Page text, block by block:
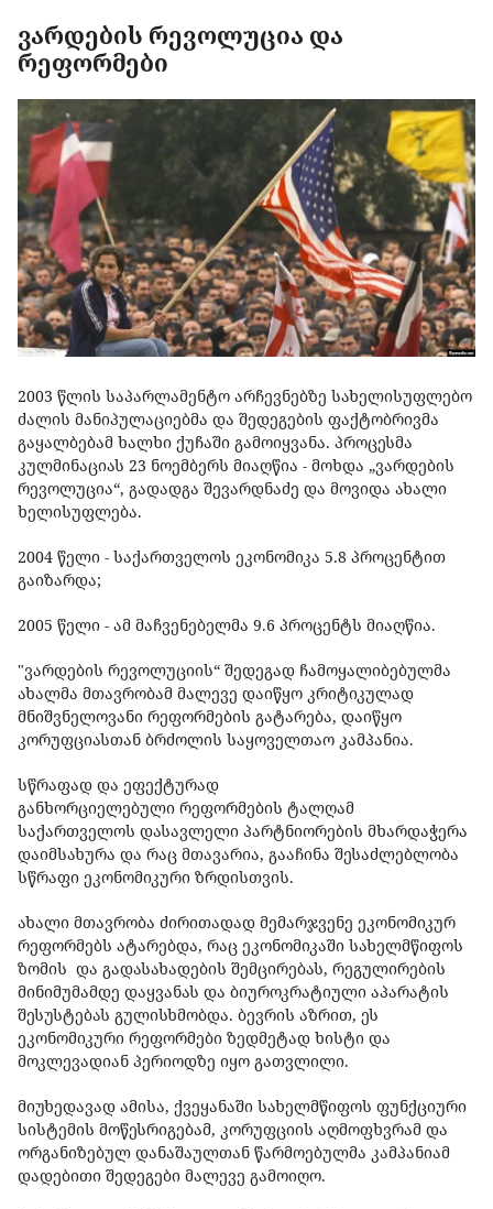
ვარდების რევოლუცია და
რეფორმები
2003 წლის საპარლამენტო არჩევნებზე სახელისუფლებო
ძალის მანიპულაციებმა და შედეგების ფაქტობრივმა
გაყალბებამ ხალხი ქუჩაში გამოიყვანა. პროცესმა
კულმინაციას 23 ნოემბერს მიაღწია - მოხდა „ვარდების
რევოლუცია“, გადადგა შევარდნაძე და მოვიდა ახალი
ხელისუფლება.
2004 წელი - საქართველოს ეკონომიკა 5.8 პროცენტით
გაიზარდა;
2005 წელი - ამ მაჩვენებელმა 9.6 პროცენტს მიაღწია.
"ვარდების რევოლუციის“ შედეგად ჩამოყალიბებულმა
ახალმა მთავრობამ მალევე დაიწყო კრიტიკულად
მნიშვნელოვანი რეფორმების გატარება, დაიწყო
კორუფციასთან ბრძოლის საყოველთაო კამპანია.
სწრაფად და ეფექტურად
განხორციელებული რეფორმების ტალღამ
საქართველოს დასავლელი პარტნიორების მხარდაჭერა
დაიმსახურა და რაც მთავარია, გააჩინა შესაძლებლობა
სწრაფი ეკონომიკური ზრდისთვის.
ახალი მთავრობა ძირითადად მემარჯვენე ეკონომიკურ
რეფორმებს ატარებდა, რაც ეკონომიკაში სახელმწიფოს
ზომის და გადასახადების შემცირებას, რეგულირების
მინიმუმამდე დაყვანას და ბიუროკრატიული აპარატის
შესუსტებას გულისხმობდა. ბევრის აზრით, ეს
ეკონომიკური რეფორმები ზედმეტად ხისტი და
მოკლევადიან პერიოდზე იყო გათვლილი.
მიუხედავად ამისა, ქვეყანაში სახელმწიფოს ფუნქციური
სისტემის მოწესრიგებამ, კორუფციის აღმოფხვრამ და
ორგანიზებულ დანაშაულთან წარმოებულმა კამპანიამ
დადებითი შედეგები მალევე გამოიღო.